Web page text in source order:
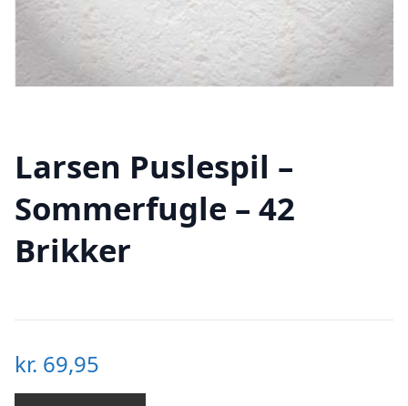
Larsen Puslespil –
Sommerfugle – 42
Brikker
kr. 69,95